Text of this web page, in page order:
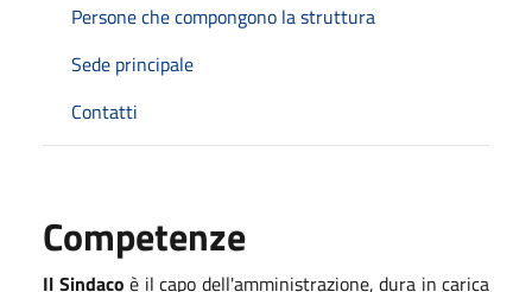
Persone che compongono la struttura
Sede principale
Contatti
Competenze
Il Sindaco è il capo dell'amministrazione, dura in carica